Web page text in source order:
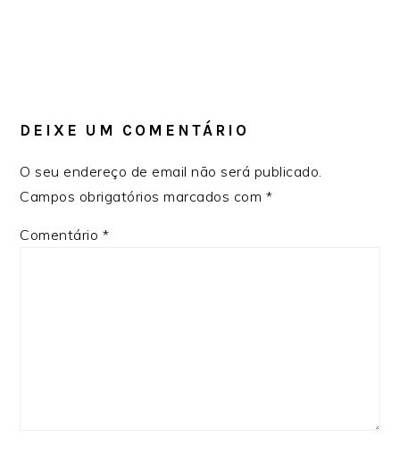
DEIXE UM COMENTÁRIO
O seu endereço de email não será publicado.
Campos obrigatórios marcados com *
Comentário *